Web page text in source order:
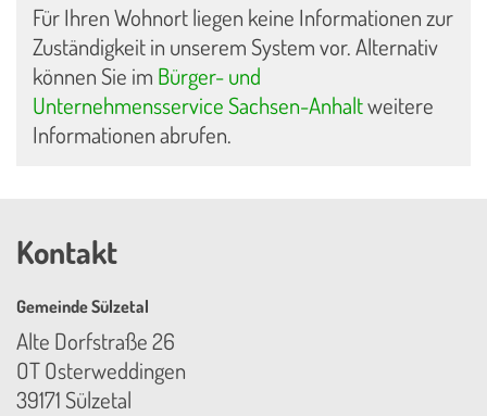
Für Ihren Wohnort liegen keine Informationen zur
Zuständigkeit in unserem System vor. Alternativ
können Sie im Bürger- und
Unternehmensservice Sachsen-Anhaltweitere
Informationen abrufen.
Kontakt
Gemeinde Sülzetal
Alte Dorfstraße 26
OT Osterweddingen
39171 Sülzetal